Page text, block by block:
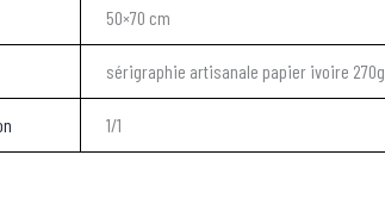
50×70 cm
sérigraphie artisanale papier ivoire 270g
1/1